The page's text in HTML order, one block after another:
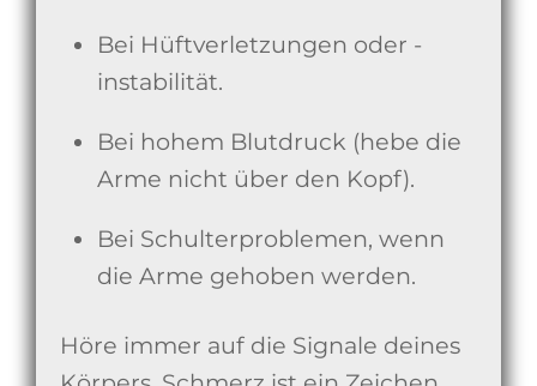
Bei Hüftverletzungen oder -
instabilität.
Bei hohem Blutdruck (hebe die
Arme nicht über den Kopf).
Bei Schulterproblemen, wenn
die Arme gehoben werden.
Höre immer auf die Signale deines